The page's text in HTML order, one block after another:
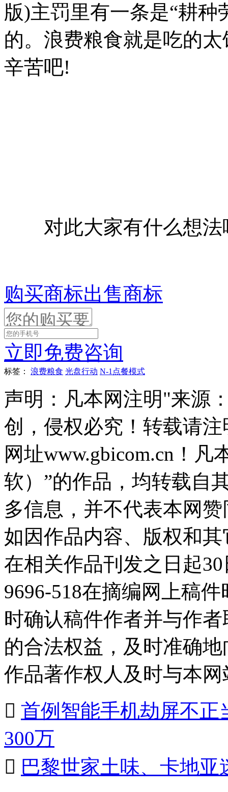
版)主罚里有一条是“耕
的。浪费粮食就是吃的
辛苦吧!
对此大家有什么想法
购买商标出售商标
立即免费咨询
标签： 浪费粮食 光盘行动 N-1点餐模式
声明：凡本网注明"来源
创，侵权必究！转载请
网址www.gbicom.cn！
软）”的作品，均转载自
多信息，并不代表本网
如因作品内容、版权和
在相关作品刊发之日起
9696-518在摘编网上稿
时确认稿件作者并与作
的合法权益，及时准确
作品著作权人及时与本
 首例智能手机劫屏不正
300万
 巴黎世家土味、卡地